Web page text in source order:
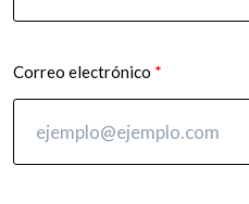
Correo electrónico